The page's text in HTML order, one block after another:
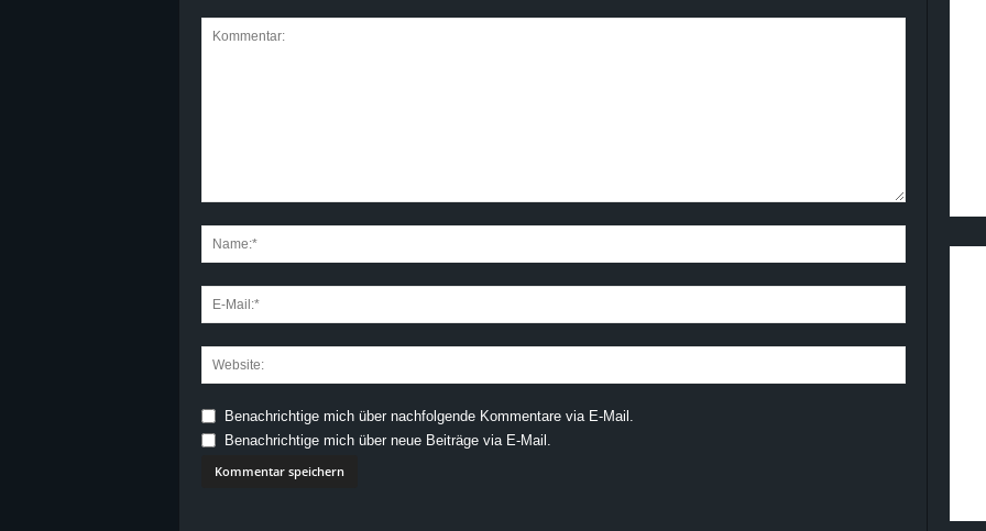
Benachrichtige mich über nachfolgende Kommentare via E-Mail.
Benachrichtige mich über neue Beiträge via E-Mail.